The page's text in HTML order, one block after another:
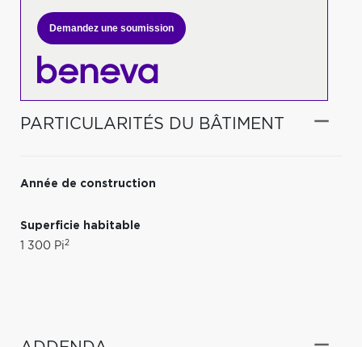
Demandez une soumission
PARTICULARITÉS DU BÂTIMENT
Année de construction
Superficie habitable
1 300 Pi2